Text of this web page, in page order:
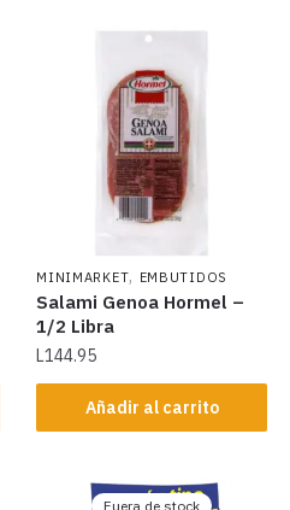
MINIMARKET, EMBUTIDOS
Salami Genoa Hormel –
1/2 Libra
L144.95
Añadir al carrito
Fuera de stock